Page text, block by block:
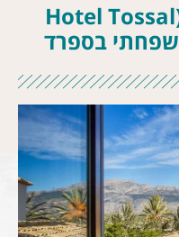
מלון טוסאל ד'אלטאה (Hotel Tossal